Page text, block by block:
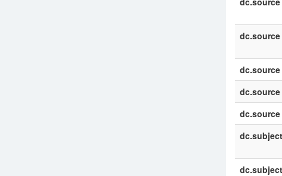
dc.source
dc.source
dc.source
dc.source
dc.subject
dc.subject